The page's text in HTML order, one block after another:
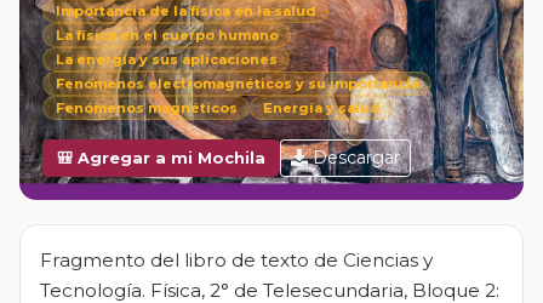
Importancia de la física en la salud
La física en el cuerpo humano
La energía y sus aplicaciones
Fenómenos electromagnéticos y su importancia
Fenómenos magnéticos
Energía y salud
🎒 Agregar a mi Mochila Descargar
Fragmento del libro de texto de Ciencias y
Tecnología. Física, 2° de Telesecundaria, Bloque 2: